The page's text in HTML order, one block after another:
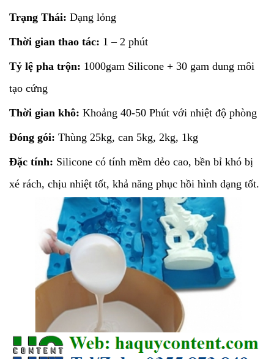
Trạng Thái: Dạng lỏng
Thời gian thao tác: 1 – 2 phút
Tỷ lệ pha trộn: 1000gam Silicone + 30 gam dung môi
tạo cứng
Thời gian khô: Khoảng 40-50 Phút với nhiệt độ phòng
Đóng gói: Thùng 25kg, can 5kg, 2kg, 1kg
Đặc tính: Silicone có tính mềm dẻo cao, bền bỉ khó bị
xé rách, chịu nhiệt tốt, khả năng phục hồi hình dạng tốt.